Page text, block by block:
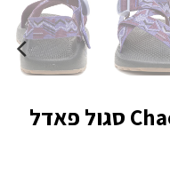
סנדל Chaco Mega Z Classic סגול פאדל